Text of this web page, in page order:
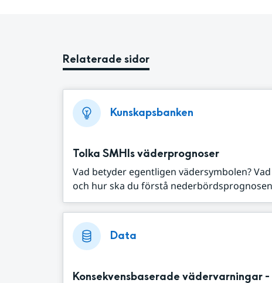
Relaterade sidor
Kunskapsbanken
Tolka SMHIs väderprognoser
Vad betyder egentligen vädersymbolen?
och hur ska du förstå
Data
Konsekvensbaserade vädervarningar -